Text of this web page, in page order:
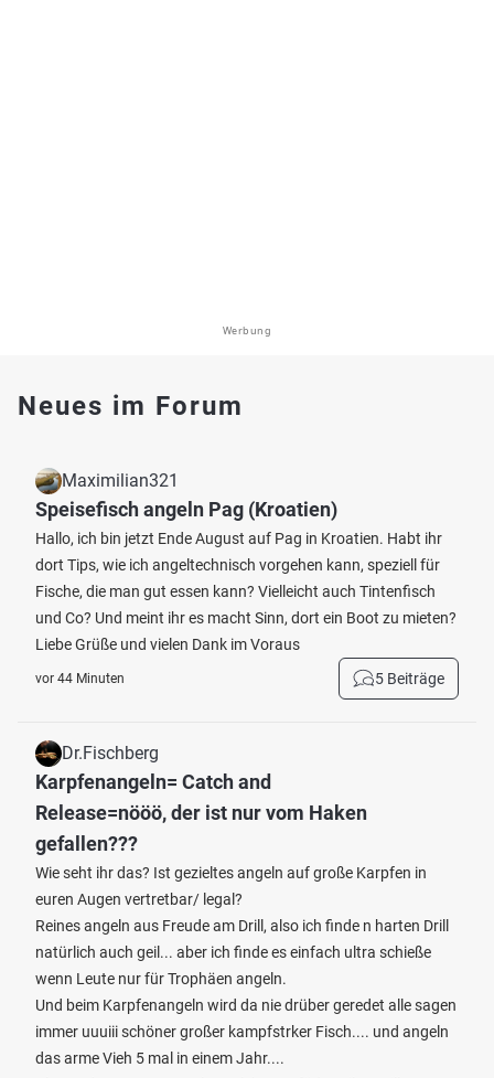
Werbung
Neues im Forum
Maximilian321
Speisefisch angeln Pag (Kroatien)
Hallo, ich bin jetzt Ende August auf Pag in Kroatien. Habt ihr
dort Tips, wie ich angeltechnisch vorgehen kann, speziell für
Fische, die man gut essen kann? Vielleicht auch Tintenfisch
und Co? Und meint ihr es macht Sinn, dort ein Boot zu mieten?
Liebe Grüße und vielen Dank im Voraus
vor 44 Minuten 5 Beiträge
Dr.Fischberg
Karpfenangeln= Catch and
Release=nööö, der ist nur vom Haken
gefallen???
Wie seht ihr das? Ist gezieltes angeln auf große Karpfen in
euren Augen vertretbar/ legal?
Reines angeln aus Freude am Drill, also ich finde n harten Drill
natürlich auch geil... aber ich finde es einfach ultra schieße
wenn Leute nur für Trophäen angeln.
Und beim Karpfenangeln wird da nie drüber geredet alle sagen
immer uuuiii schöner großer kampfstrker Fisch.... und angeln
das arme Vieh 5 mal in einem Jahr....